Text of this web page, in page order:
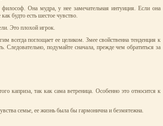
Она мудра, у нее замечательная интуиция. Если она
будто есть шестое чувство.
Это плохой игрок.
всегда поглощает ее целиком. Змее свойственна тенденция к
подумайте сначала, прежде чем обратиться за
каприза, так как сама ветреница. Особенно это относится к
семье, ее жизнь была бы гармонична и безмятежна.